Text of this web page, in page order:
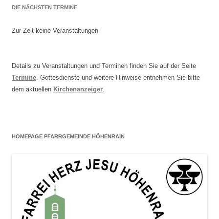
DIE NÄCHSTEN TERMINE
Zur Zeit keine Veranstaltungen
Details zu Veranstaltungen und Terminen finden Sie auf der Seite
Termine. Gottesdienste und weitere Hinweise entnehmen Sie bitte
dem aktuellen Kirchenanzeiger.
HOMEPAGE PFARRGEMEINDE HÖHENRAIN